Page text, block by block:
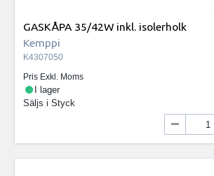
GASKÅPA 35/42W inkl. isolerholk
Kemppi
K4307050
Pris Exkl. Moms
I lager
Säljs i Styck